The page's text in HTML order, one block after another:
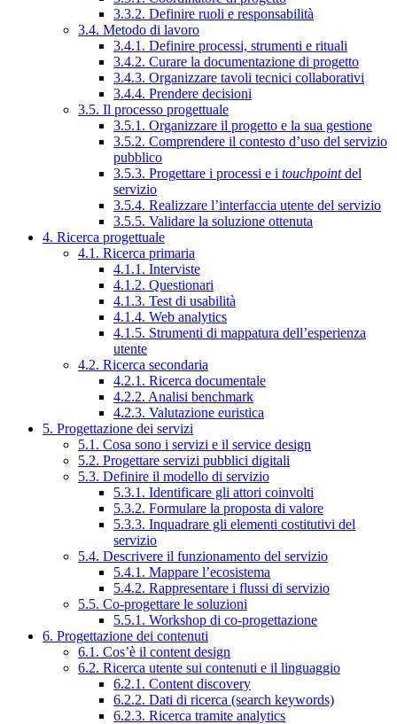
3.3.2. Definire ruoli e responsabilità
3.4. Metodo di lavoro
3.4.1. Definire processi, strumenti e rituali
3.4.2. Curare la documentazione di progetto
3.4.3. Organizzare tavoli tecnici collaborativi
3.4.4. Prendere decisioni
3.5. Il processo progettuale
3.5.1. Organizzare il progetto e la sua gestione
3.5.2. Comprendere il contesto d’uso del servizio
pubblico
3.5.3. Progettare i processi e i touchpointdel
servizio
3.5.4. Realizzare l’interfaccia utente del servizio
3.5.5. Validare la soluzione ottenuta
4. Ricerca progettuale
4.1. Ricerca primaria
4.1.1. Interviste
4.1.2. Questionari
4.1.3. Test di usabilità
4.1.4. Web analytics
4.1.5. Strumenti di mappatura dell’esperienza
utente
4.2. Ricerca secondaria
4.2.1. Ricerca documentale
4.2.2. Analisi benchmark
4.2.3. Valutazione euristica
5. Progettazione dei servizi
5.1. Cosa sono i servizi e il service design
5.2. Progettare servizi pubblici digitali
5.3. Definire il modello di servizio
5.3.1. Identificare gli attori coinvolti
5.3.2. Formulare la proposta di valore
5.3.3. Inquadrare gli elementi costitutivi del
servizio
5.4. Descrivere il funzionamento del servizio
5.4.1. Mappare l’ecosistema
5.4.2. Rappresentare i flussi di servizio
5.5. Co-progettare le soluzioni
5.5.1. Workshop di co-progettazione
6. Progettazione dei contenuti
6.1. Cos’è il content design
6.2. Ricerca utente sui contenuti e il linguaggio
6.2.1. Content discovery
6.2.2. Dati di ricerca (search keywords)
6.2.3. Ricerca tramite analytics